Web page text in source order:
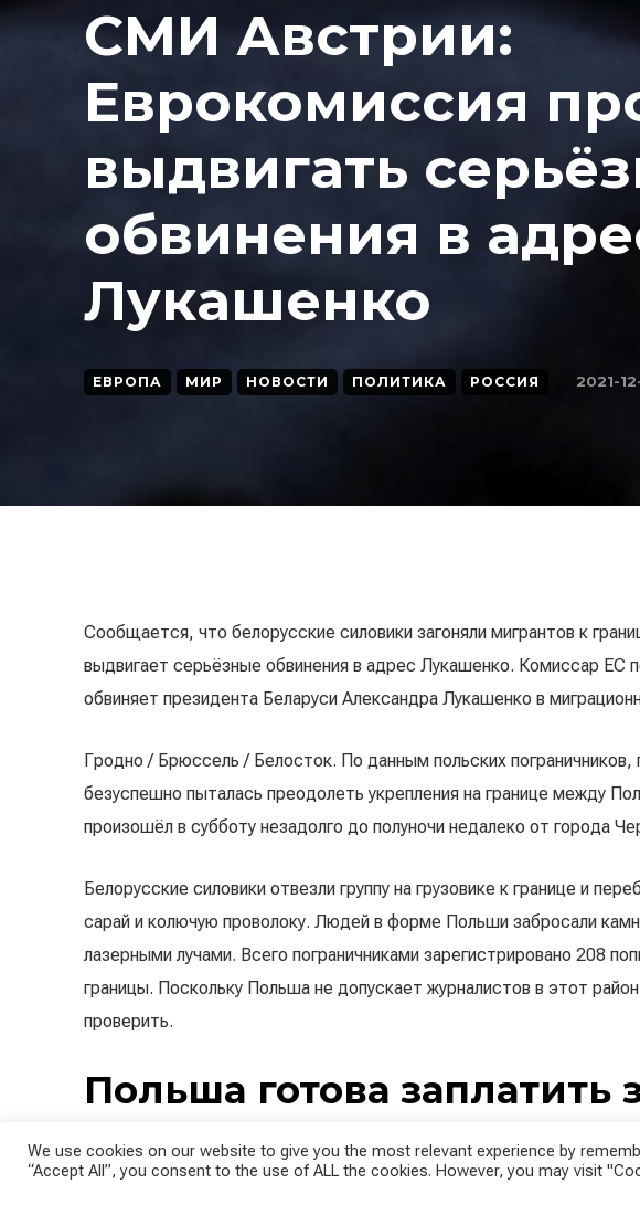
СМИ Австрии:
Еврокомиссия
выдвигать
обвинения в
Лукашенко
ЕВРОПА МИР НОВОСТИ ПОЛИТИКА РОССИЯ 2021-
Сообщается, что белорусские силовики загоняли мигрантов к
выдвигает серьёзные обвинения в адрес Лукашенко. Комиссар ЕС
обвиняет президента Беларуси Александра Лукашенко в
Гродно / Брюссель / Белосток. По данным польских пограничников,
безуспешно пыталась преодолеть укрепления на границе между
произошёл в субботу незадолго до полуночи недалеко от города
Белорусские силовики отвезли группу на грузовике к границе и
сарай и колючую проволоку. Людей в форме Польши забросали
лазерными лучами. Всего пограничниками зарегистрировано 208
границы. Поскольку Польша не допускает журналистов в этот
проверить.
Польша готова заплатить
репатриацию
We use cookies on our website to give you the most relevant experience by
“Accept All”, you consent to the use of ALL the cookies. However, you may visit